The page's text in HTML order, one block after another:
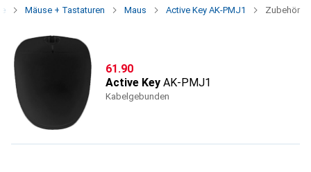
Mäuse + Tastaturen Maus Active Key AK-PMJ1 Zubehör
CHF
61.90
Active Key AK-PMJ1
Kabelgebunden